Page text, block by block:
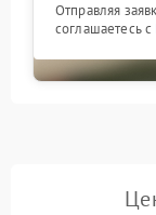
Отправляя
соглашаетесь с